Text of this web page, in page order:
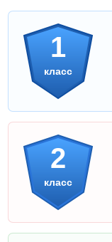
1
класс
2
класс